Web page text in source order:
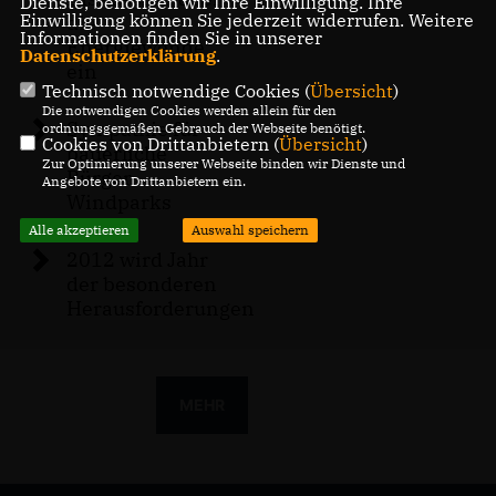
die
Energiewende
Sympathie für
bäuerliche
Bürger-
Einwilligung können Sie jederzeit widerrufen. Weitere
Informationen finden Sie in unserer
Datenschutzerklärung.
Technisch notwendige Cookies (Übersicht)
Die notwendigen Cookies werden allein für den
ordnungsgemäßen Gebrauch der Webseite benötigt.
Cookies von Drittanbietern (Übersicht)
Zur Optimierung unserer Webseite binden wir Dienste und
Angebote von Drittanbietern ein.
Alle akzeptieren Auswahl speichern